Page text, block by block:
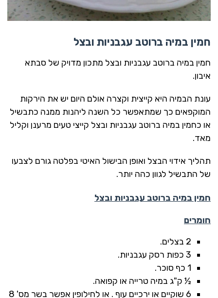
חמין במיה ברוטב עגבניות ובצל
חמין במיה ברוטב עגבניות ובצל מתכון מדויק של סבתא
איבון.
עונת הבמיה היא קייצית וקצרה אולם היום יש את הירקות
המוקפאים כך שמתאפשר כל השנה ליהנות ממנה כתבשיל
או כחמין במיה ברוטב עגבניות ובצל קייצי טעים מרענן וקליל
מאד.
תהליך אידוי הבצל ואופן הבישול האיטי בפלטה גורם לצבעו
של התבשיל לגוון כהה יותר.
חמין במיה ברוטב עגבניות ובצל
חומרים
2 בצלים.
3 כפות רסק עגבניות.
1 כף סוכר.
½ ק"ג במיה טרייה או קפואה.
6 שוקיים או ירכיים עוף . או לחילופין אפשר בשר מס' 8